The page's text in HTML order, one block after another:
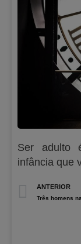
Ser adulto
infância que
Prev
ANTERIOR
Três homens